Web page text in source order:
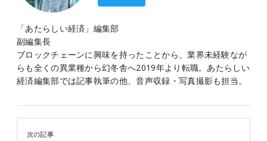
「あたらしい経済」編集部
副編集長
ブロックチェーンに興味を持ったことから、業界未経験なが
らも全くの異業種から幻冬舎へ2019年より転職。あたらしい
経済編集部では記事執筆の他、音声収録・写真撮影も担当。
次の記事